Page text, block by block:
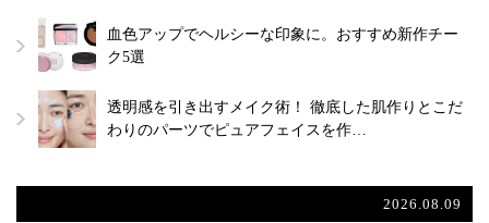
血色アップでヘルシーな印象に。おすすめ新作チー
ク5選
透明感を引き出すメイク術！ 徹底した肌作りとこだ
わりのパーツでピュアフェイスを作…
2026.08.09